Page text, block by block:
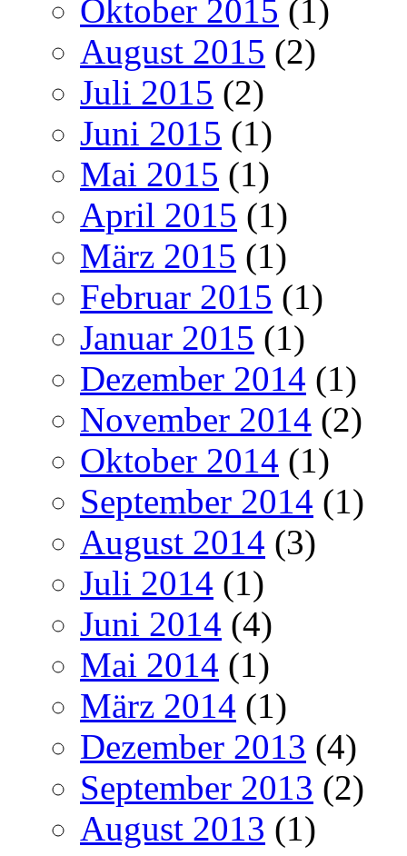
Oktober 2015 (1)
August 2015 (2)
Juli 2015 (2)
Juni 2015 (1)
Mai 2015 (1)
April 2015 (1)
März 2015 (1)
Februar 2015 (1)
Januar 2015 (1)
Dezember 2014 (1)
November 2014 (2)
Oktober 2014 (1)
September 2014 (1)
August 2014 (3)
Juli 2014 (1)
Juni 2014 (4)
Mai 2014 (1)
März 2014 (1)
Dezember 2013 (4)
September 2013 (2)
August 2013 (1)